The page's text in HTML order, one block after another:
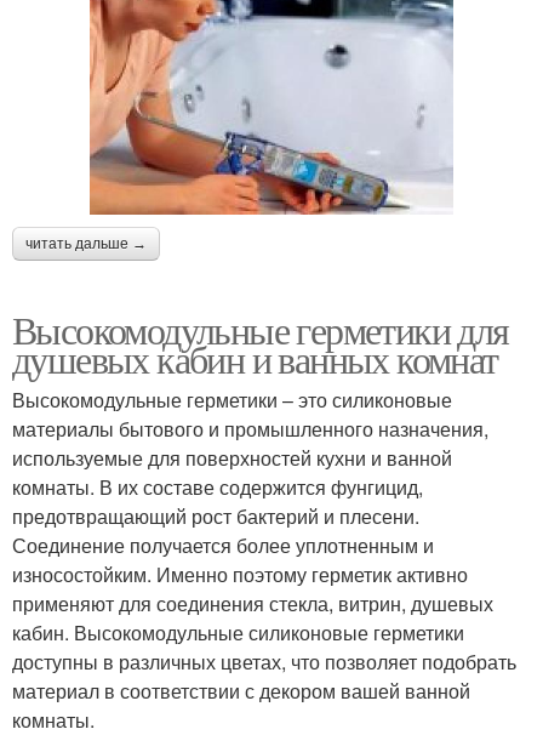
читать дальше →
Высокомодульные герметики для
душевых кабин и ванных комнат
Высокомодульные герметики – это силиконовые
материалы бытового и промышленного назначения,
используемые для поверхностей кухни и ванной
комнаты. В их составе содержится фунгицид,
предотвращающий рост бактерий и плесени.
Соединение получается более уплотненным и
износостойким. Именно поэтому герметик активно
применяют для соединения стекла, витрин, душевых
кабин. Высокомодульные силиконовые герметики
доступны в различных цветах, что позволяет подобрать
материал в соответствии с декором вашей ванной
комнаты.